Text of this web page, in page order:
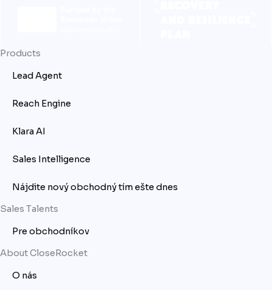
Products
Lead Agent
Reach Engine
Klara AI
Sales Intelligence
Nájdite nový obchodný tím ešte dnes
Sales Talents
Pre obchodníkov
About CloseRocket
O nás